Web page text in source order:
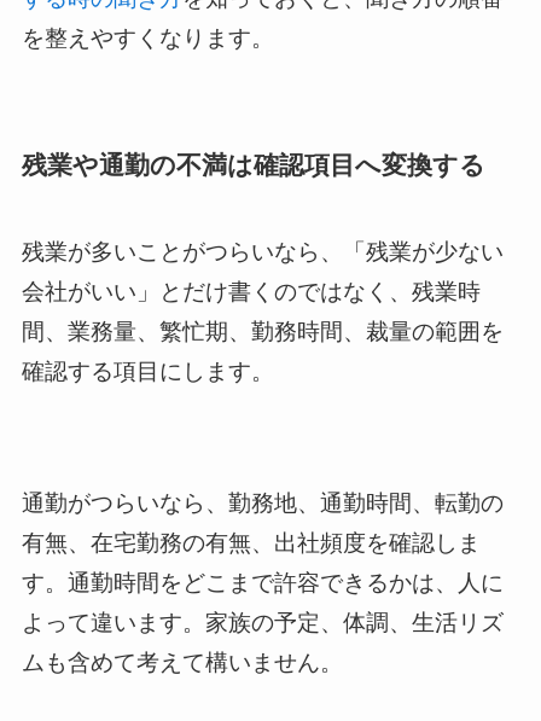
を整えやすくなります。
残業や通勤の不満は確認項目へ変換する
残業が多いことがつらいなら、「残業が少ない
会社がいい」とだけ書くのではなく、残業時
間、業務量、繁忙期、勤務時間、裁量の範囲を
確認する項目にします。
通勤がつらいなら、勤務地、通勤時間、転勤の
有無、在宅勤務の有無、出社頻度を確認しま
す。通勤時間をどこまで許容できるかは、人に
よって違います。家族の予定、体調、生活リズ
ムも含めて考えて構いません。